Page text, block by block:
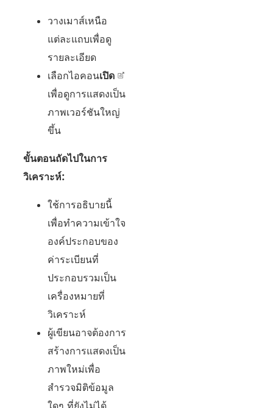
วางเมาส์เหนือ
แต่ละแถบเพื่อดู
รายละเอียด
เลือกไอคอนเปิด
เพื่อดูการแสดงเป็น
ภาพเวอร์ชันใหญ่
ขึ้น
ขั้นตอนถัดไปในการ
วิเคราะห์:
ใช้การอธิบายนี้
เพื่อทำความเข้าใจ
องค์ประกอบของ
ค่าระเบียนที่
ประกอบรวมเป็น
เครื่องหมายที่
วิเคราะห์
ผู้เขียนอาจต้องการ
สร้างการแสดงเป็น
ภาพใหม่เพื่อ
สำรวจมิติข้อมูล